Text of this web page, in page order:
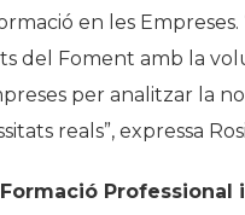
en les
del Foment amb la
per analitzar la
reals”, expressa